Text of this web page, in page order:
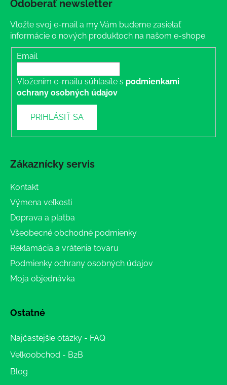
Odoberať newsletter
Vložte svoj e-mail a my Vám budeme zasielať
informácie o nových produktoch na našom e-shope.
Email
Vložením e-mailu súhlasíte s podmienkami
ochrany osobných údajov
PRIHLÁSIŤ SA
Zákaznícky servis
Kontakt
Výmena veľkosti
Doprava a platba
Všeobecné obchodné podmienky
Reklamácia a vrátenia tovaru
Podmienky ochrany osobných údajov
Moja objednávka
Ostatné
Najčastejšie otázky - FAQ
Veľkoobchod - B2B
Blog